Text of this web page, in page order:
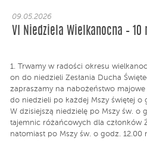
09.05.2026
VI Niedziela Wielkanocna – 10
1. Trwamy w radości okresu
on do niedzieli Zesłania Ducha
zapraszamy na nabożeństwo majowe
do niedzieli po każdej Mszy świętej o
W dzisiejszą niedzielę po Mszy św. o
tajemnic różańcowych dla członków
natomiast po Mszy św. o godz.